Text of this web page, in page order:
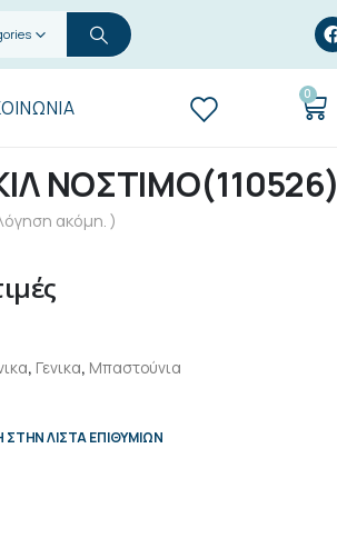
0
ΝΟΣΤΙΜΟ(110526)
ακόμη. )
, Γενικα, Μπαστούνια
ΛΊΣΤΑ ΕΠΙΘΥΜΙΏΝ